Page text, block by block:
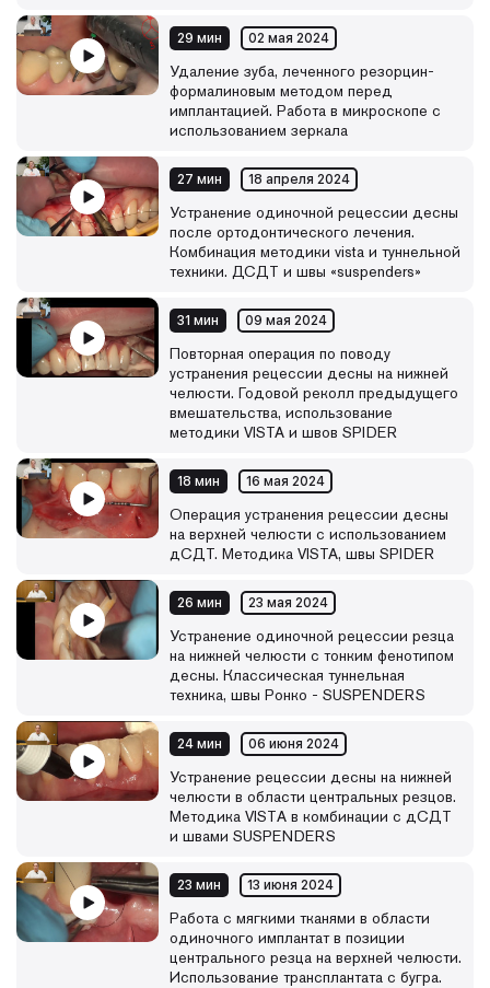
29 мин 02 мая 2024
Удаление зуба, леченного резорцин-
формалиновым методом перед
имплантацией. Работа в микроскопе с
использованием зеркала
27 мин 18 апреля 2024
Устранение одиночной рецессии десны
после ортодонтического лечения.
Комбинация методики vista и туннельной
техники. ДСДТ и швы «suspenders»
31 мин 09 мая 2024
Повторная операция по поводу
устранения рецессии десны на нижней
челюсти. Годовой реколл предыдущего
вмешательства, использование
методики VISTA и швов SPIDER
18 мин 16 мая 2024
Операция устранения рецессии десны
на верхней челюсти с использованием
дСДТ. Методика VISTA, швы SPIDER
26 мин 23 мая 2024
Устранение одиночной рецессии резца
на нижней челюсти с тонким фенотипом
десны. Классическая туннельная
техника, швы Ронко - SUSPENDERS
24 мин 06 июня 2024
Устранение рецессии десны на нижней
челюсти в области центральных резцов.
Методика VISTА в комбинации с дСДТ
и швами SUSPENDERS
23 мин 13 июня 2024
Работа с мягкими тканями в области
одиночного имплантат в позиции
центрального резца на верхней челюсти.
Использование трансплантата с бугра.